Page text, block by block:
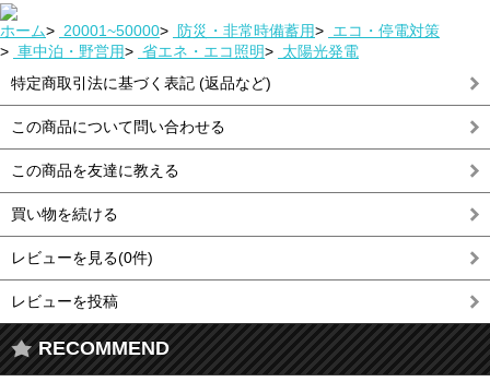
ホーム> 20001~50000> 防災・非常時備蓄用> エコ・停電対策
> 車中泊・野営用> 省エネ・エコ照明> 太陽光発電
特定商取引法に基づく表記 (返品など)
この商品について問い合わせる
この商品を友達に教える
買い物を続ける
レビューを見る(0件)
レビューを投稿
RECOMMEND